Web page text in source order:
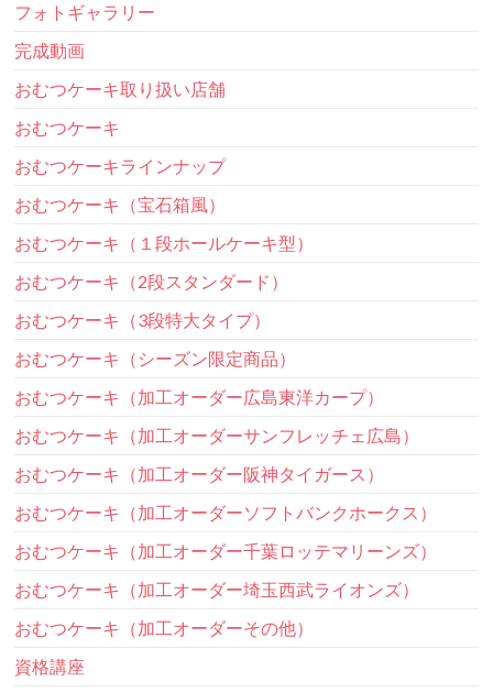
フォトギャラリー
完成動画
おむつケーキ取り扱い店舗
おむつケーキ
おむつケーキラインナップ
おむつケーキ（宝石箱風）
おむつケーキ（１段ホールケーキ型）
おむつケーキ（2段スタンダード）
おむつケーキ（3段特大タイプ）
おむつケーキ（シーズン限定商品）
おむつケーキ（加工オーダー広島東洋カープ）
おむつケーキ（加工オーダーサンフレッチェ広島）
おむつケーキ（加工オーダー阪神タイガース）
おむつケーキ（加工オーダーソフトバンクホークス）
おむつケーキ（加工オーダー千葉ロッテマリーンズ）
おむつケーキ（加工オーダー埼玉西武ライオンズ）
おむつケーキ（加工オーダーその他）
資格講座